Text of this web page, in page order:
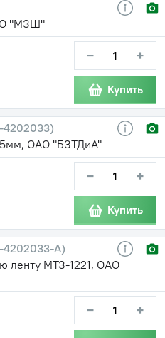
"МЗШ"
− +
Купить
4202033)
ОАО "БЗТДиА"
− +
Купить
4202033-А)
ленту МТЗ-1221, ОАО
− +